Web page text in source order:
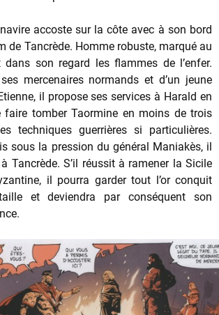
navire accoste sur la côte avec à son bord
de Tancrède. Homme robuste, marqué au
son regard les flammes de l’enfer.
mercenaires normands et d’un jeune
il propose ses services à Harald en
faire tomber Taormine en moins de trois
techniques guerrières si particulières.
sous la pression du général Maniakès, il
Tancrède. S’il réussit à ramener la Sicile
il pourra garder tout l’or conquit
et deviendra par conséquent son